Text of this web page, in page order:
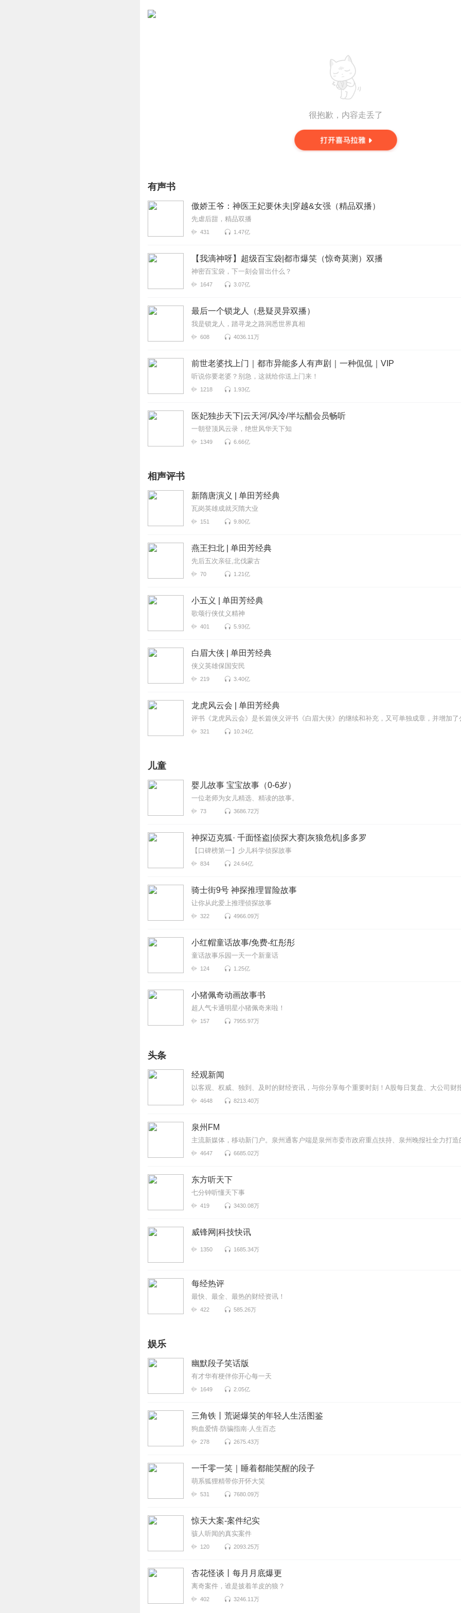
很抱歉，内容走丢了
有声书
傲娇王爷：神医王妃要休夫|穿越&女强（精品双播）
先虐后甜，精品双播
431 1.47亿
【我滴神呀】超级百宝袋|都市爆笑（惊奇莫测）双播
神密百宝袋，下一刻会冒出什么？
1647 3.07亿
最后一个锁龙人（悬疑灵异双播）
我是锁龙人，踏寻龙之路洞悉世界真相
608 4036.11万
前世老婆找上门｜都市异能多人有声剧｜一种侃侃｜VIP
听说你要老婆？别急，这就给你送上门来！
1218 1.93亿
医妃独步天下|云天河/风泠/半坛醋会员畅听
一朝登顶风云录，绝世风华天下知
1349 6.66亿
相声评书
新隋唐演义 | 单田芳经典
瓦岗英雄成就灭隋大业
151 9.80亿
燕王扫北 | 单田芳经典
先后五次亲征,北伐蒙古
70 1.21亿
小五义 | 单田芳经典
歌颂行侠仗义精神
401 5.93亿
白眉大侠 | 单田芳经典
侠义英雄保国安民
219 3.40亿
龙虎风云会 | 单田芳经典
评书《龙虎风云会》是长篇侠义评书《白眉大侠》的继续和补充，又可单独成章，并增加
321 10.24亿
儿童
婴儿故事 宝宝故事（0-6岁）
一位老师为女儿精选、精读的故事。
73 3686.72万
神探迈克狐· 千面怪盗|侦探大赛|灰狼危机|多多罗
【口碑榜第一】少儿科学侦探故事
834 24.64亿
骑士街9号 神探推理冒险故事
让你从此爱上推理侦探故事
322 4966.09万
小红帽童话故事/免费-红彤彤
童话故事乐园一天一个新童话
124 1.25亿
小猪佩奇动画故事书
超人气卡通明星小猪佩奇来啦！
157 7955.97万
头条
经观新闻
以客观、权威、独到、及时的财经资讯，与你分享每个重要时刻！A股每日复盘、大公司财
4648 8213.40万
泉州FM
主流新媒体，移动新门户。泉州通客户端是泉州市委市政府重点扶持、泉州晚报社全力打
4647 6685.02万
东方听天下
七分钟听懂天下事
419 3430.08万
威锋网|科技快讯
1350 1685.34万
每经热评
最快、最全、最热的财经资讯！
422 585.26万
娱乐
幽默段子笑话版
有才华有梗伴你开心每一天
1649 2.05亿
三角铁丨荒诞爆笑的年轻人生活图鉴
狗血爱情·防骗指南·人生百态
278 2675.43万
一千零一笑｜睡着都能笑醒的段子
萌系狐狸精带你开怀大笑
531 7680.09万
惊天大案-案件纪实
骇人听闻的真实案件
120 2093.25万
杏花怪谈丨每月月底爆更
离奇案件，谁是披着羊皮的狼？
402 3246.11万